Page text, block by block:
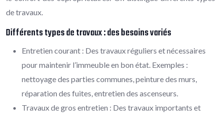
de travaux.
Différents types de travaux : des besoins variés
Entretien courant : Des travaux réguliers et nécessaires
pour maintenir l’immeuble en bon état. Exemples :
nettoyage des parties communes, peinture des murs,
réparation des fuites, entretien des ascenseurs.
Travaux de gros entretien : Des travaux importants et